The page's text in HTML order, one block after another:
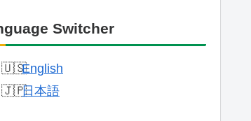
Switcher
English
日本語